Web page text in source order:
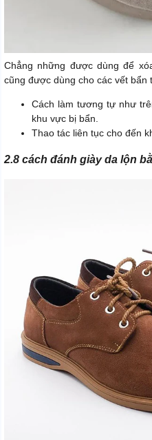
Chẳng những được dùng để
cũng được dùng cho các vết bẩn
Cách làm tương tự như
khu vực bị bẩn.
Thao tác liên tục cho đến
2.8 cách đánh giày da lộn